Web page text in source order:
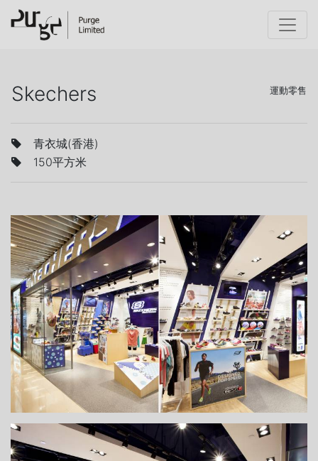
Skechers 運動零售
青衣城(香港)
150平方米